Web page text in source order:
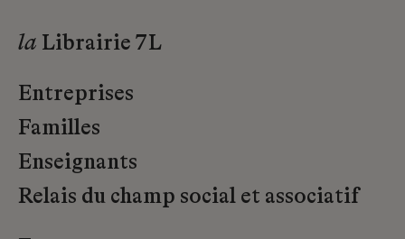
la Librairie 7L
Entreprises
Familles
Enseignants
Relais du champ social et associatif